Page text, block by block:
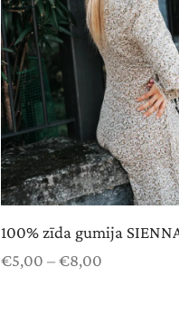
100% zīda gumija
€5,00 –€8,00